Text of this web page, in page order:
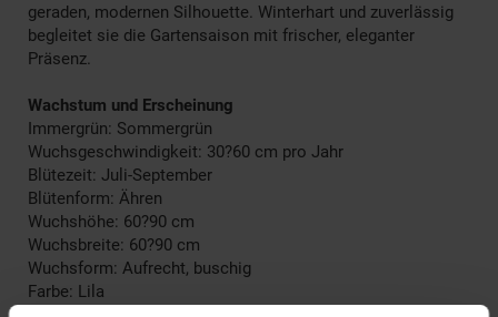
geraden, modernen Silhouette. Winterhart und zuverlässig
begleitet sie die Gartensaison mit frischer, eleganter
Präsenz.
Wachstum und Erscheinung
Immergrün: Sommergrün
Wuchsgeschwindigkeit: 30?60 cm pro Jahr
Blütezeit: Juli-September
Blütenform: Ähren
Wuchshöhe: 60?90 cm
Wuchsbreite: 60?90 cm
Wuchsform: Aufrecht, buschig
Farbe: Lila